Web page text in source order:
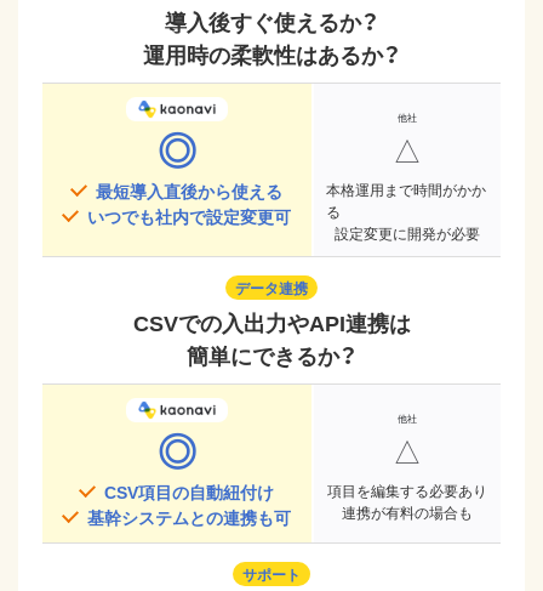
導入後すぐ使えるか？
運用時の柔軟性はあるか？
◎
最短導入直後から使える
いつでも社内で設定変更可
△
本格運用まで時間がかか
る
設定変更に開発が必要
データ連携
CSVでの入出力やAPI連携は
簡単にできるか？
◎
CSV項目の自動紐付け
基幹システムとの連携も可
△
項目を編集する必要あり
連携が有料の場合も
サポート